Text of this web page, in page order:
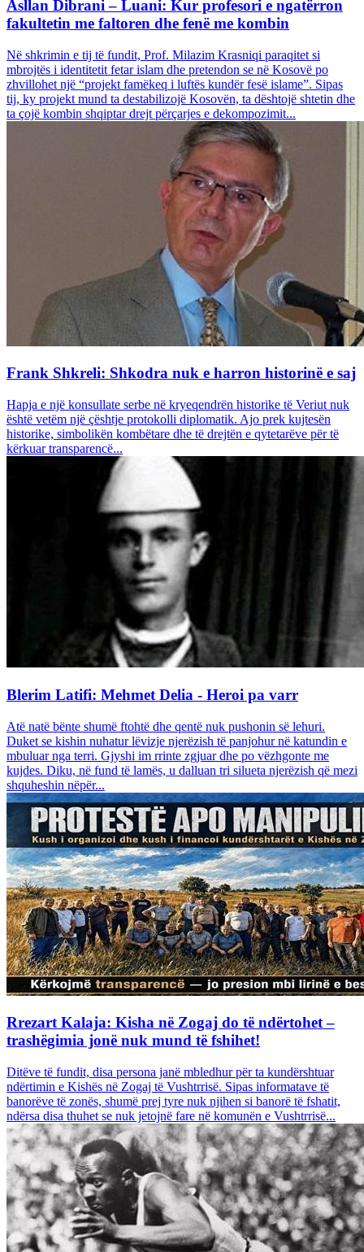
Asllan Dibrani – Luani: Kur profesori e ngatërron
fakultetin me faltoren dhe fenë me kombin
Në shkrimin e tij të fundit, Prof. Milazim Krasniqi paraqitet si
mbrojtës i identitetit fetar islam dhe pretendon se në Kosovë po
zhvillohet një “projekt famëkeq i luftës kundër fesë islame”. Sipas
tij, ky projekt mund ta destabilizojë Kosovën, ta dështojë shtetin dhe
ta çojë kombin shqiptar drejt përçarjes e dekompozimit...
Frank Shkreli: Shkodra nuk e harron historinë e saj
Hapja e një konsullate serbe në kryeqendrën historike të Veriut nuk
është vetëm një çështje protokolli diplomatik. Ajo prek kujtesën
historike, simbolikën kombëtare dhe të drejtën e qytetarëve për të
kërkuar transparencë...
Blerim Latifi: Mehmet Delia - Heroi pa varr
Atë natë bënte shumë ftohtë dhe qentë nuk pushonin së lehuri.
Duket se kishin nuhatur lëvizje njerëzish të panjohur në katundin e
mbuluar nga terri. Gjyshi im rrinte zgjuar dhe po vëzhgonte me
kujdes. Diku, në fund të lamës, u dalluan tri silueta njerëzish që mezi
shquheshin nëpër...
Rrezart Kalaja: Kisha në Zogaj do të ndërtohet –
trashëgimia jonë nuk mund të fshihet!
Ditëve të fundit, disa persona janë mbledhur për ta kundërshtuar
ndërtimin e Kishës në Zogaj të Vushtrrisë. Sipas informatave të
banorëve të zonës, shumë prej tyre nuk njihen si banorë të fshatit,
ndërsa disa thuhet se nuk jetojnë fare në komunën e Vushtrrisë...